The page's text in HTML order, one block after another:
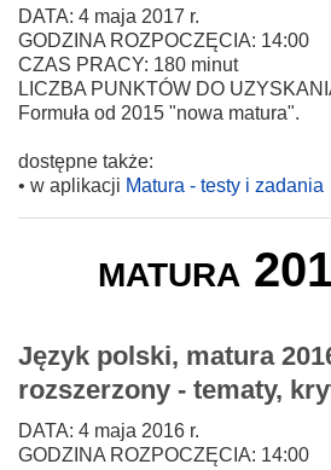
DATA: 4 maja 2017 r.
GODZINA ROZPOCZĘCIA: 14:00
CZAS PRACY: 180 minut
LICZBA PUNKTÓW DO
Formuła od 2015 "nowa matura".
dostępne także:
• w aplikacji Matura - testy i zadania
matura
Język polski, matura
rozszerzony - tematy,
DATA: 4 maja 2016 r.
GODZINA ROZPOCZĘCIA: 14:00